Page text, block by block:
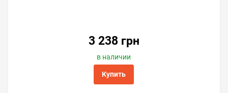
3 238 грн
в наличии
Купить